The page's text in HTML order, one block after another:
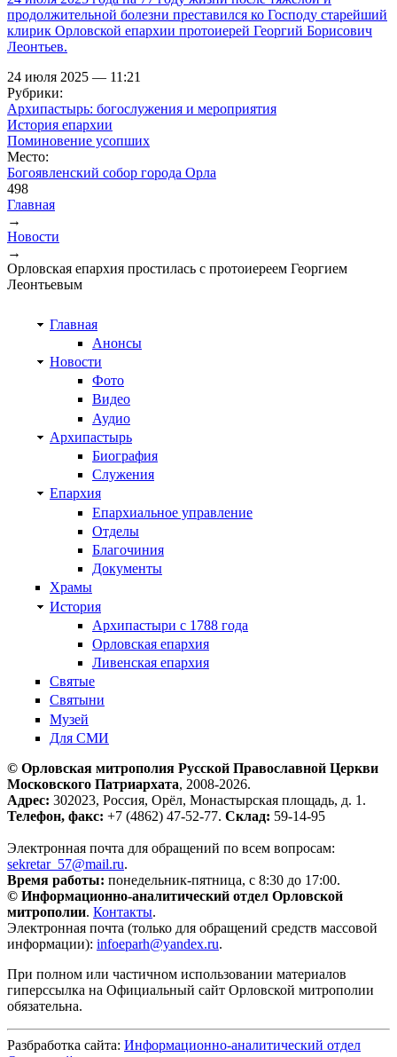
продолжительной болезни преставился ко Господу старейший
клирик Орловской епархии протоиерей Георгий Борисович
Леонтьев.
24 июля 2025 — 11:21
Рубрики:
Архипастырь: богослужения и мероприятия
История епархии
Поминовение усопших
Место:
Богоявленский собор города Орла
498
Вы здесь
Главная
→
Новости
→
Орловская епархия простилась с протоиереем Георгием
Леонтьевым
Главная
Анонсы
Новости
Фото
Видео
Аудио
Архипастырь
Биография
Служения
Епархия
Епархиальное управление
Отделы
Благочиния
Документы
Храмы
История
Архипастыри с 1788 года
Орловская епархия
Ливенская епархия
Святые
Святыни
Музей
Для СМИ
© Орловская митрополия Русской Православной Церкви
Московского Патриархата, 2008-2026.
Адрес: 302023, Россия, Орёл, Монастырская площадь, д. 1.
Телефон, факс: +7 (4862) 47-52-77. Склад: 59-14-95
Электронная почта для обращений по всем вопросам:
sekretar_57@mail.ru.
Время работы: понедельник-пятница, с 8:30 до 17:00.
© Информационно-аналитический отдел Орловской
митрополии. Контакты.
Электронная почта (только для обращений средств массовой
информации): infoeparh@yandex.ru.
При полном или частичном использовании материалов
гиперссылка на Официальный сайт Орловской митрополии
обязательна.
Разбработка сайта: Информационно-аналитический отдел